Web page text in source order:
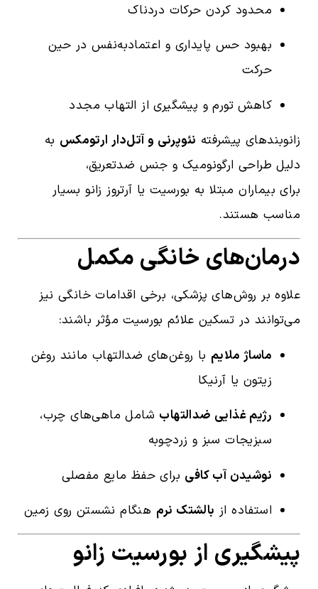
محدود کردن حرکات دردناک
بهبود حس پایداری و اعتمادبه‌نفس در حین
حرکت
کاهش تورم و پیشگیری از التهاب مجدد
زانوبندهای پیشرفته نئوپرنی و آتل‌دار ارتومکس به
دلیل طراحی ارگونومیک و جنس ضدتعریق،
برای بیماران مبتلا به بورسیت یا آرتروز زانو بسیار
مناسب هستند.
درمان‌های خانگی مکمل
علاوه بر روش‌های پزشکی، برخی اقدامات خانگی نیز
می‌توانند در تسکین علائم بورسیت مؤثر باشند:
ماساژ ملایم با روغن‌های ضدالتهاب مانند روغن
زیتون یا آرنیکا
رژیم غذایی ضدالتهاب شامل ماهی‌های چرب،
سبزیجات سبز و زردچوبه
نوشیدن آب کافی برای حفظ مایع مفصلی
استفاده از بالشتک نرم هنگام نشستن روی زمین
پیشگیری از بورسیت زانو